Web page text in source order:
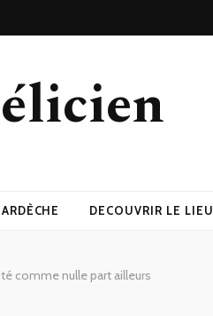
DECOUVRIR LE LIEU
comme nulle part ailleurs